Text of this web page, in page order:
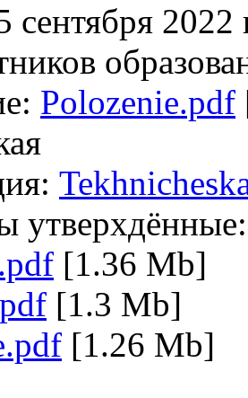
2022
Polozenie.pdf
[1.36 Mb]
[1.3 Mb]
[1.26 Mb]